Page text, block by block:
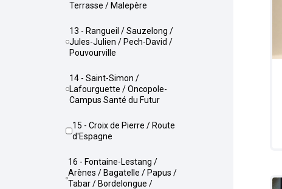
Terrasse / Malepère
13 - Rangueil / Sauzelong /
Jules-Julien / Pech-David /
Pouvourville
14 - Saint-Simon /
Lafourguette / Oncopole-
Campus Santé du Futur
15 - Croix de Pierre / Route
d'Espagne
16 - Fontaine-Lestang /
Arènes / Bagatelle / Papus /
Tabar / Bordelongue /